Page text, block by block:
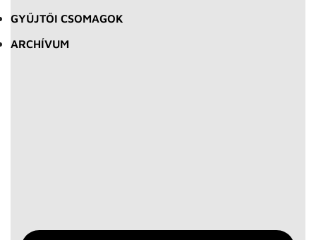
GYŰJTŐI CSOMAGOK
ARCHÍVUM